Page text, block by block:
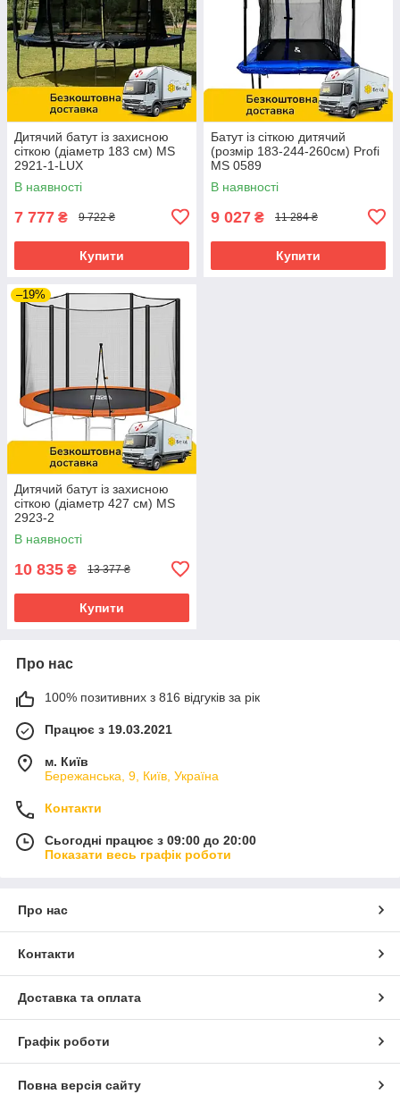
Дитячий батут із захисною
сіткою (діаметр 183 см) MS
2921-1-LUX
В наявності
7 777 ₴ 9 722 ₴
Купити
Батут із сіткою дитячий
(розмір 183-244-260см) Profi
MS 0589
В наявності
9 027 ₴ 11 284 ₴
Купити
–19%
Дитячий батут із захисною
сіткою (діаметр 427 см) MS
2923-2
В наявності
10 835 ₴ 13 377 ₴
Купити
Про нас
100% позитивних з 816 відгуків за рік
Працює з 19.03.2021
м. Київ
Бережанська, 9, Київ, Україна
Контакти
Сьогодні працює з 09:00 до 20:00
Показати весь графік роботи
Про нас
Контакти
Доставка та оплата
Графік роботи
Повна версія сайту